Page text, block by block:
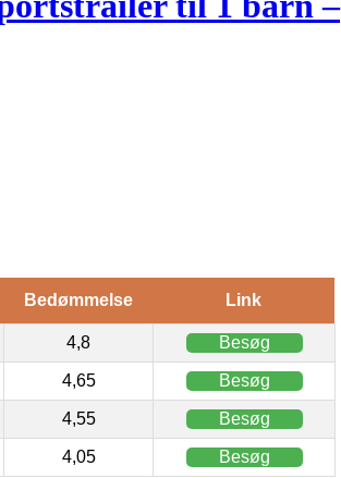
Bedømmelse Link
4,8 Besøg
4,65 Besøg
4,55 Besøg
4,05 Besøg